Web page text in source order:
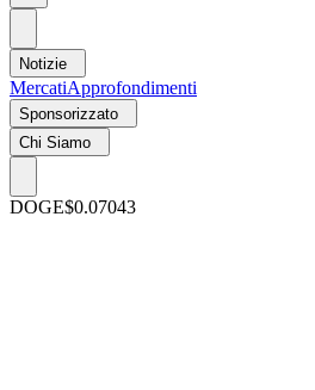
Notizie
MercatiApprofondimenti
Sponsorizzato
Chi Siamo
DOGE$0.07043